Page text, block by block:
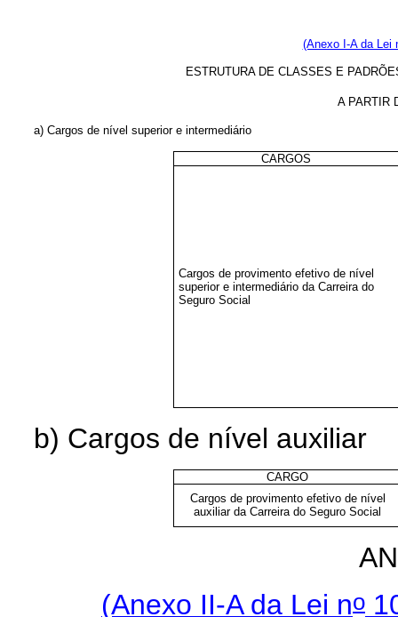
(Anexo I-A da Lei
ESTRUTURA DE CLASSES E
A PARTIR
a) Cargos de nível superior e intermediário
CARGOS
Cargos de provimento efetivo de nível
superior e intermediário da Carreira do
Seguro Social
b) Cargos de nível auxiliar
CARGO
Cargos de provimento efetivo de nível
auxiliar da Carreira do Seguro Social
(Anexo II-A da Lei no